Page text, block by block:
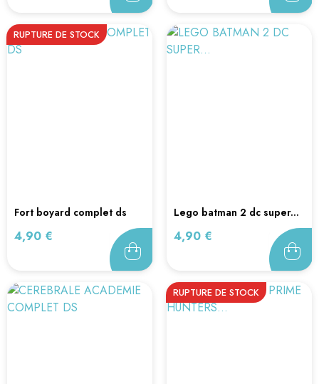
fort boyard complet ds
Prix
4,90 €
RUPTURE DE STOCK
lego batman 2 dc super...
Prix
4,90 €
RUPTURE DE STOCK